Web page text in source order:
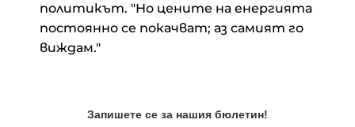
политикът. "Но цените на енергията
постоянно се покачват; аз самият го
виждам."